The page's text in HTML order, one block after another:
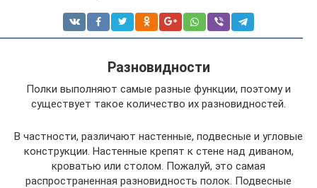
Разновидности
Полки выполняют самые разные функции, поэтому и
существует такое количество их разновидностей.
В частности, различают настенные, подвесные и угловые
конструкции. Настенные крепят к стене над диваном,
кроватью или столом. Пожалуй, это самая
распространенная разновидность полок. Подвесные